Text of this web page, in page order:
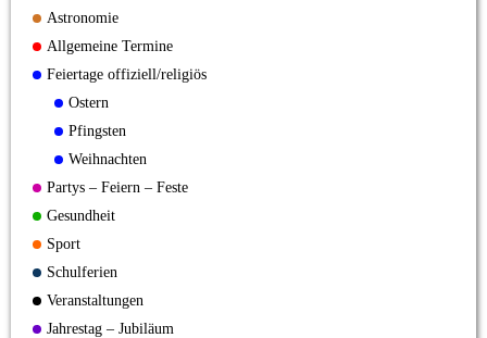
Astronomie
Allgemeine Termine
Feiertage offiziell/religiös
Ostern
Pfingsten
Weihnachten
Partys – Feiern – Feste
Gesundheit
Sport
Schulferien
Veranstaltungen
Jahrestag – Jubiläum